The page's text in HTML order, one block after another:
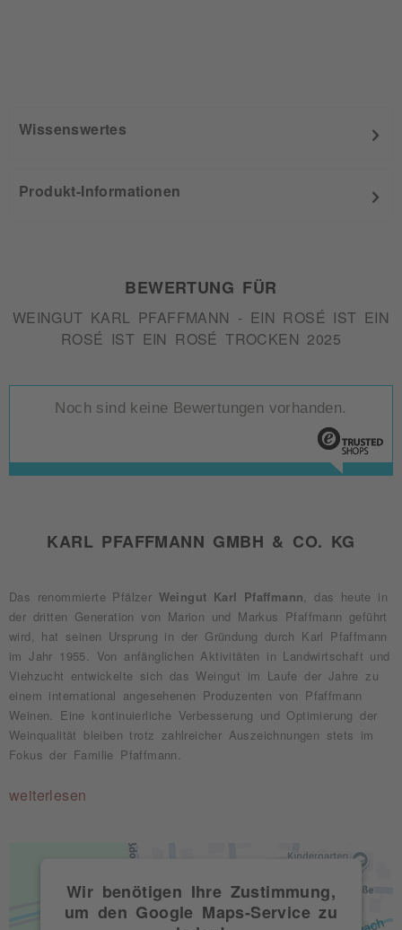
Wissenswertes
Produkt-Informationen
BEWERTUNG FÜR
WEINGUT KARL PFAFFMANN - EIN ROSÉ IST EIN
ROSÉ IST EIN ROSÉ TROCKEN 2025
Noch sind keine Bewertungen vorhanden.
KARL PFAFFMANN GMBH & CO. KG
Das renommierte Pfälzer Weingut Karl Pfaffmann
, das heute in
der dritten Generation von Marion und Markus Pfaffmann geführt
wird, hat seinen Ursprung in der Gründung durch Karl Pfaffmann
im Jahr 1955. Von anfänglichen Aktivitäten in Landwirtschaft und
Viehzucht entwickelte sich das Weingut im Laufe der Jahre zu
einem international angesehenen Produzenten von Pfaffmann
Weinen. Eine kontinuierliche Verbesserung und Optimierung der
Weinqualität bleiben trotz zahlreicher Auszeichnungen stets im
Fokus der Familie Pfaffmann.
weiterlesen
Wir benötigen Ihre Zustimmung,
um den Google Maps-Service zu